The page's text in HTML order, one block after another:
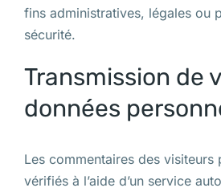
fins administratives, légales ou
sécurité.
Transmission de
données
Les commentaires des visiteurs
vérifiés à l’aide d’un service